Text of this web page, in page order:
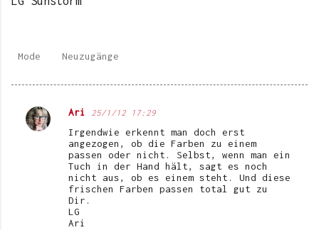
Mode Neuzugänge
K
Ari 25/1/12 17:29
Irgendwie erkennt man doch erst
angezogen, ob die Farben zu einem
passen oder nicht. Selbst, wenn man ein
Tuch in der Hand hält, sagt es noch
nicht aus, ob es einem steht. Und diese
frischen Farben passen total gut zu
Dir.
LG
Ari